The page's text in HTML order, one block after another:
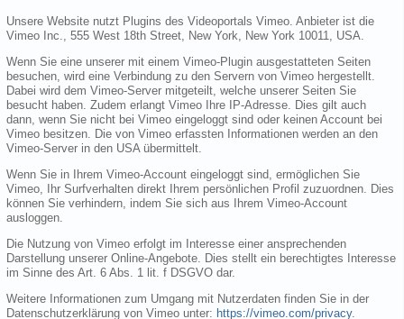
Unsere Website nutzt Plugins des Videoportals Vimeo. Anbieter ist die
Vimeo Inc., 555 West 18th Street, New York, New York 10011, USA.
Wenn Sie eine unserer mit einem Vimeo-Plugin ausgestatteten Seiten
besuchen, wird eine Verbindung zu den Servern von Vimeo hergestellt.
Dabei wird dem Vimeo-Server mitgeteilt, welche unserer Seiten Sie
besucht haben. Zudem erlangt Vimeo Ihre IP-Adresse. Dies gilt auch
dann, wenn Sie nicht bei Vimeo eingeloggt sind oder keinen Account bei
Vimeo besitzen. Die von Vimeo erfassten Informationen werden an den
Vimeo-Server in den USA übermittelt.
Wenn Sie in Ihrem Vimeo-Account eingeloggt sind, ermöglichen Sie
Vimeo, Ihr Surfverhalten direkt Ihrem persönlichen Profil zuzuordnen. Dies
können Sie verhindern, indem Sie sich aus Ihrem Vimeo-Account
ausloggen.
Die Nutzung von Vimeo erfolgt im Interesse einer ansprechenden
Darstellung unserer Online-Angebote. Dies stellt ein berechtigtes Interesse
im Sinne des Art. 6 Abs. 1 lit. f DSGVO dar.
Weitere Informationen zum Umgang mit Nutzerdaten finden Sie in der
Datenschutzerklärung von Vimeo unter: https://vimeo.com/privacy.